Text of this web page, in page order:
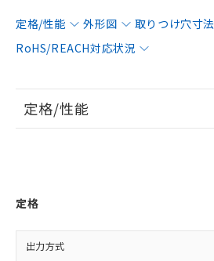
定格/性能 外形図 取りつけ穴寸法
RoHS/REACH対応状況
定格/性能
定格
出力方式